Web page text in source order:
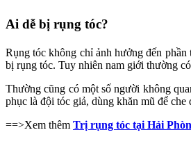
Ai dễ bị rụng tóc?
Rụng tóc không chỉ ảnh hưởng đến
bị rụng tóc. Tuy nhiên nam giới thường
Thường cũng có một số người không
phục là đội tóc giả, dùng khăn mũ để che
==>Xem thêm Trị rụng tóc tại Hải